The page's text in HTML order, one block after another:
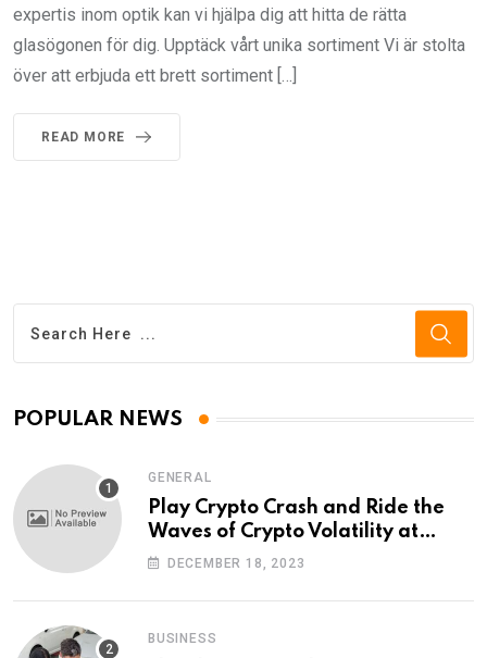
expertis inom optik kan vi hjälpa dig att hitta de rätta
glasögonen för dig. Upptäck vårt unika sortiment Vi är stolta
över att erbjuda ett brett sortiment […]
READ MORE
POPULAR NEWS
GENERAL
Play Crypto Crash and Ride the
Waves of Crypto Volatility at
Wintomato’s Online Platform
DECEMBER 18, 2023
BUSINESS